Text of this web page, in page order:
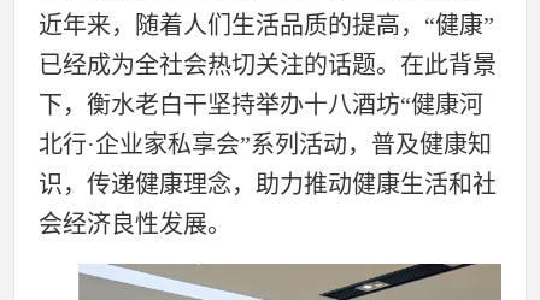
近年来，随着人们生活品质的提高，“健康”
已经成为全社会热切关注的话题。在此背景
下，衡水老白干坚持举办十八酒坊“健康河
北行·企业家私享会”系列活动，普及健康知
识，传递健康理念，助力推动健康生活和社
会经济良性发展。